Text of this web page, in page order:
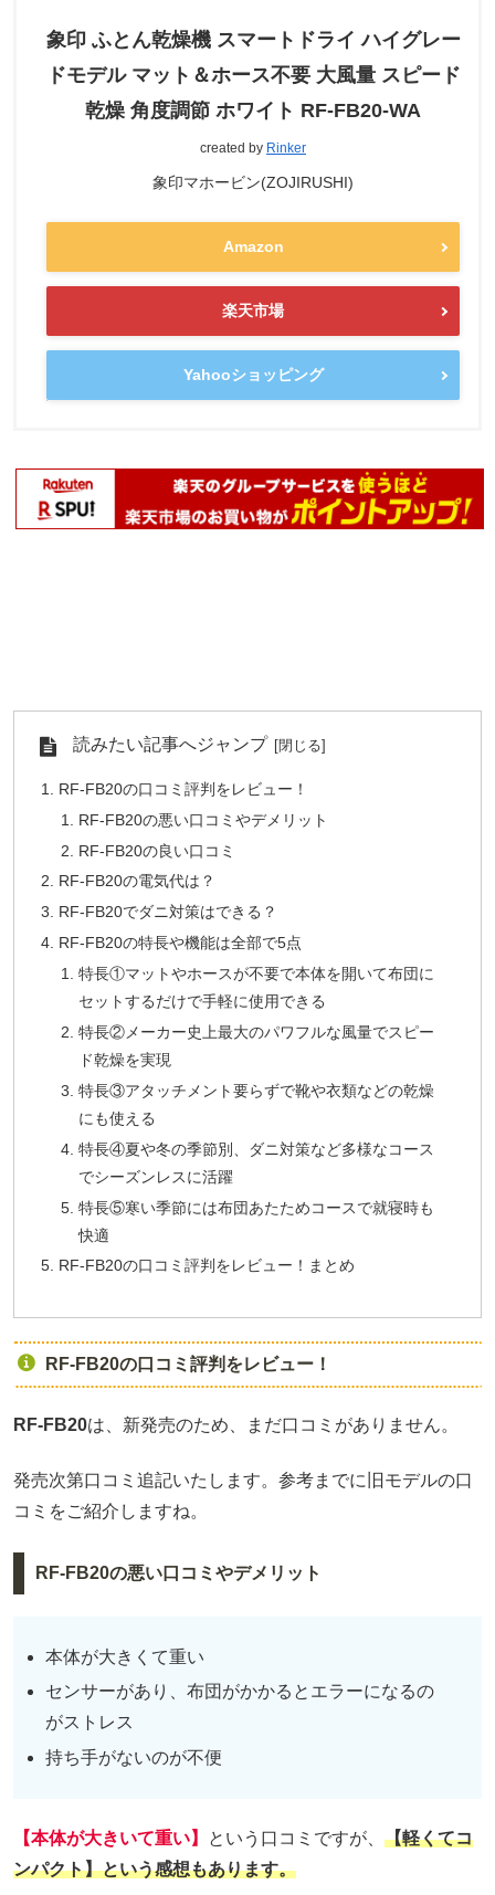
象印 ふとん乾燥機 スマートドライ ハイグレー
ドモデル マット＆ホース不要 大風量 スピード
乾燥 角度調節 ホワイト RF-FB20-WA
created by Rinker
象印マホービン(ZOJIRUSHI)
Amazon
楽天市場
Yahooショッピング
読みたい記事へジャンプ
RF-FB20の口コミ評判をレビュー！
RF-FB20の悪い口コミやデメリット
RF-FB20の良い口コミ
RF-FB20の電気代は？
RF-FB20でダニ対策はできる？
RF-FB20の特長や機能は全部で5点
特長①マットやホースが不要で本体を開いて布団に
セットするだけで手軽に使用できる
特長②メーカー史上最大のパワフルな風量でスピー
ド乾燥を実現
特長③アタッチメント要らずで靴や衣類などの乾燥
にも使える
特長④夏や冬の季節別、ダニ対策など多様なコース
でシーズンレスに活躍
特長⑤寒い季節には布団あたためコースで就寝時も
快適
RF-FB20の口コミ評判をレビュー！まとめ
RF-FB20の口コミ評判をレビュー！
RF-FB20は、新発売のため、まだ口コミがありません。
発売次第口コミ追記いたします。参考までに旧モデルの口
コミをご紹介しますね。
RF-FB20の悪い口コミやデメリット
本体が大きくて重い
センサーがあり、布団がかかるとエラーになるの
がストレス
持ち手がないのが不便
【本体が大きいて重い】 という口コミですが、 【軽くてコ
ンパクト】という感想もあります。